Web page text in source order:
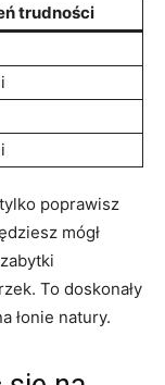
trudności
poprawisz
mógł‌
To doskonały
łonie natury.